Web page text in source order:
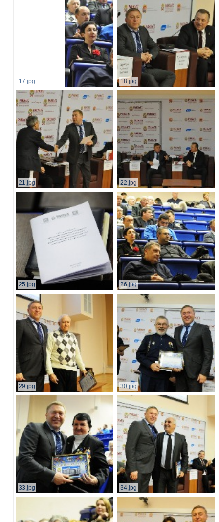
17.jpg 18.jpg
21.jpg 22.jpg
25.jpg 26.jpg
29.jpg 30.jpg
33.jpg 34.jpg